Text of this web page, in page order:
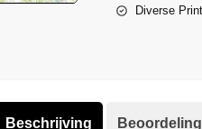
Diverse
Beschrijving